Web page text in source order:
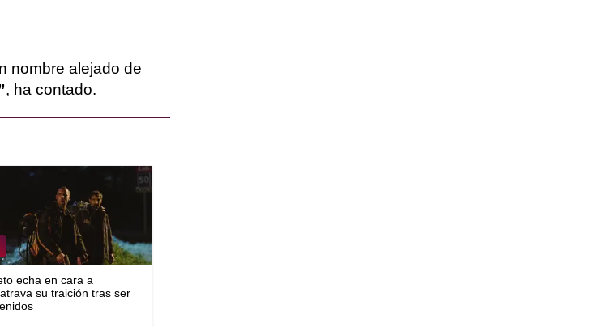
nombre alejado de
, ha contado.
echa en cara a
su traición tras ser